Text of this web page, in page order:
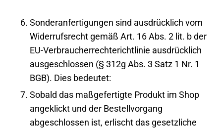
Sonderanfertigungen sind ausdrücklich vom
Widerrufsrecht gemäß Art. 16 Abs. 2 lit. b der
EU-Verbraucherrechterichtlinie ausdrücklich
ausgeschlossen (§ 312g Abs. 3 Satz 1 Nr. 1
BGB). Dies bedeutet:
Sobald das maßgefertigte Produkt im Shop
angeklickt und der Bestellvorgang
abgeschlossen ist, erlischt das gesetzliche